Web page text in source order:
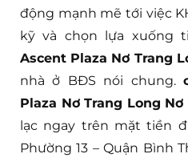
động mạnh mẽ tới việc
kỹ và chọn lựa xuống
Ascent Plaza Nơ Trang
nhà ở BĐS nói chung.
Plaza Nơ Trang Long Nơ
lạc ngay trên mặt tiền
Phường 13 – Quận Bình